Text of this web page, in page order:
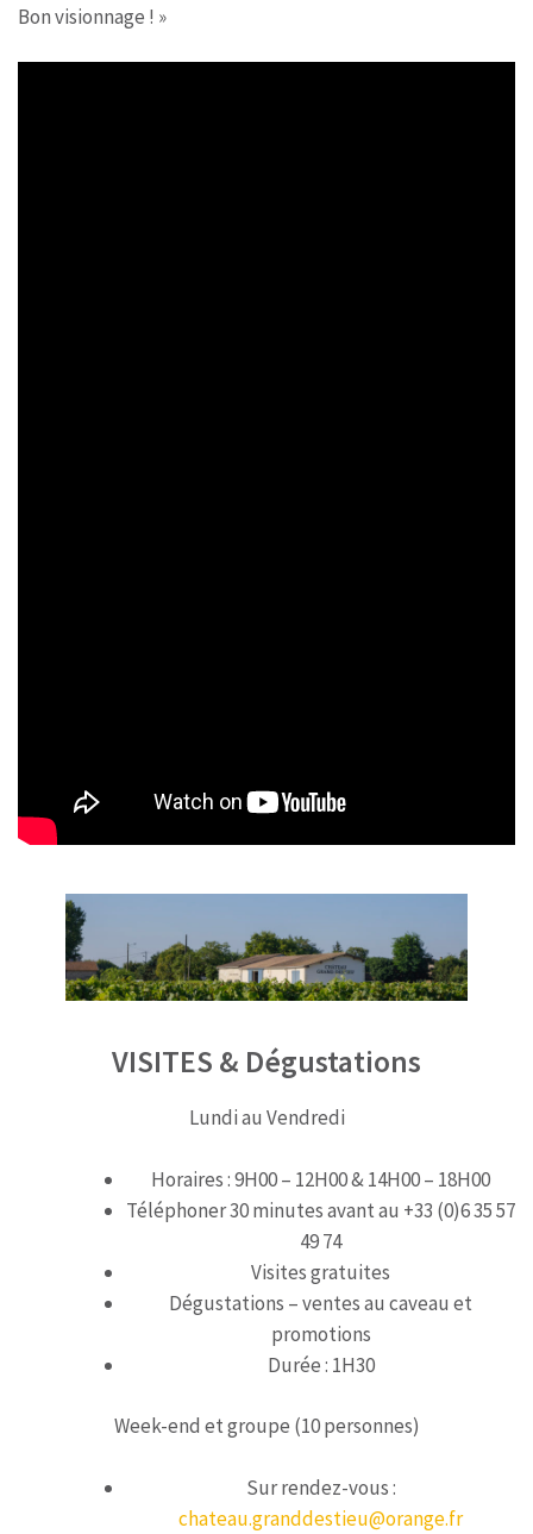
Bon visionnage ! »
VISITES & Dégustations
Lundi au Vendredi
Horaires : 9H00 – 12H00 & 14H00 – 18H00
Téléphoner 30 minutes avant au +33 (0)6 35 57
49 74
Visites gratuites
Dégustations – ventes au caveau et
promotions
Durée : 1H30
Week-end et groupe (10 personnes)
Sur rendez-vous :
chateau.granddestieu@orange.fr